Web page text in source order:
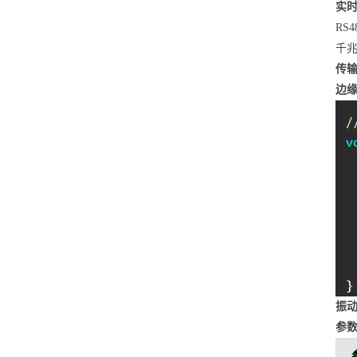
实
千
传
边
振
参